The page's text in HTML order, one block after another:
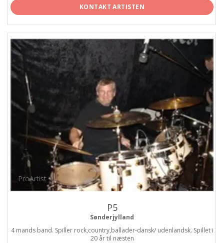
KONTAKT ARTISTEN
ProArtist
P5
Sønderjylland
4 mands band. Spiller rock,country,ballader-dansk/ udenlandsk. Spillet i
20 år til næsten